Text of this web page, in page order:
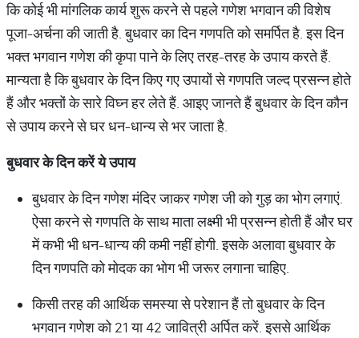
कि कोई भी मांगलिक कार्य शुरू करने से पहले गणेश भगवान की विशेष
पूजा-अर्चना की जाती है. बुधवार का दिन गणपति को समर्पित है. इस दिन
भक्त भगवान गणेश की कृपा पाने के लिए तरह-तरह के उपाय करते हैं.
मान्यता है कि बुधवार के दिन किए गए उपायों से गणपति जल्द प्रसन्न होते
हैं और भक्तों के सारे विघ्न हर लेते हैं. आइए जानते हैं बुधवार के दिन कौन
से उपाय करने से घर धन-धान्य से भर जाता है.
बुधवारकेदिनकरेंयेउपाय
बुधवार के दिन गणेश मंदिर जाकर गणेश जी को गुड़ का भोग लगाएं.
ऐसा करने से गणपति के साथ माता लक्ष्मी भी प्रसन्न होती हैं और घर
में कभी भी धन-धान्य की कमी नहीं होगी. इसके अलावा बुधवार के
दिन गणपति को मोदक का भोग भी जरूर लगाना चाहिए.
किसी तरह की आर्थिक समस्या से परेशान हैं तो बुधवार के दिन
भगवान गणेश को 21 या 42 जावित्री अर्पित करें. इससे आर्थिक